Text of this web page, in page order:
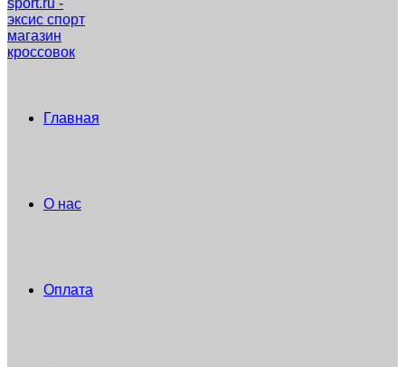
Главная
О нас
Оплата